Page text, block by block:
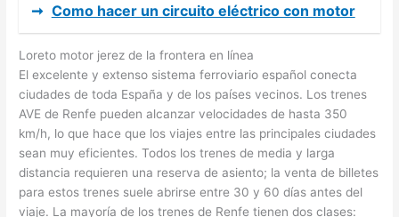
➞ Como hacer un circuito eléctrico con motor
Loreto motor jerez de la frontera en línea
El excelente y extenso sistema ferroviario español conecta
ciudades de toda España y de los países vecinos. Los trenes
AVE de Renfe pueden alcanzar velocidades de hasta 350
km/h, lo que hace que los viajes entre las principales ciudades
sean muy eficientes. Todos los trenes de media y larga
distancia requieren una reserva de asiento; la venta de billetes
para estos trenes suele abrirse entre 30 y 60 días antes del
viaje. La mayoría de los trenes de Renfe tienen dos clases: